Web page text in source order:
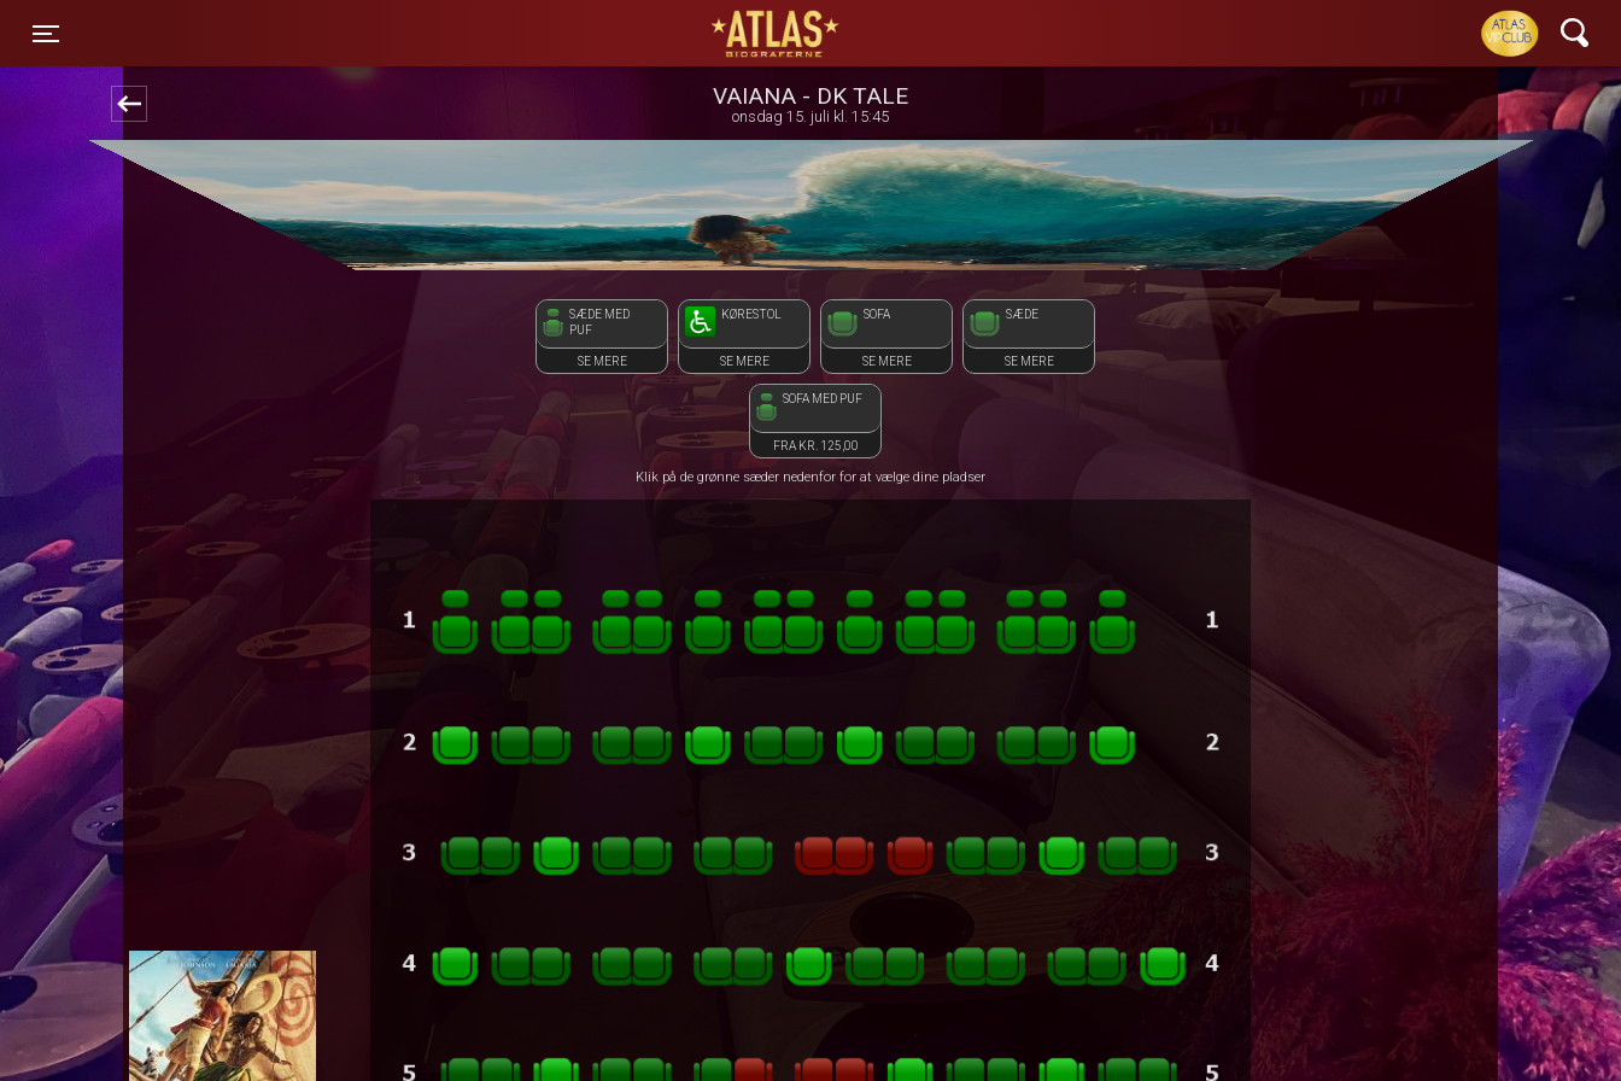
ATLAS Biograferne
VAIANA - DK TALE
onsdag 15. juli kl. 15:45
SÆDE MED
PUF
SE MERE
KØRESTOL
SE MERE
SOFA
SE MERE
SÆDE
SE MERE
SOFA MED PUF
FRA KR. 125,00
Klik på de grønne sæder nedenfor for at vælge dine pladser
1step-front02 022726